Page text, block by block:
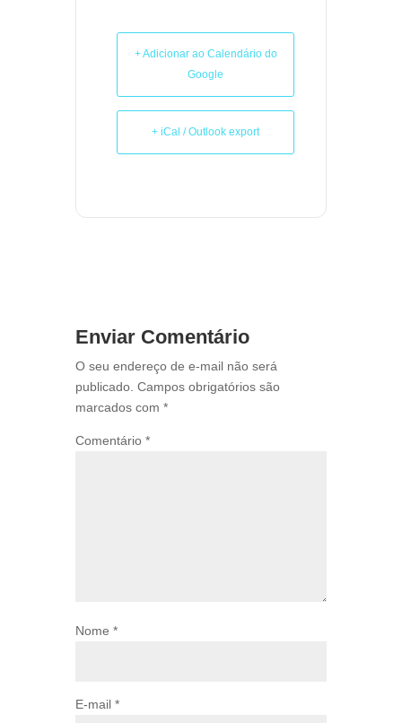
+ Adicionar ao Calendário do
Google
+ iCal / Outlook export
Enviar Comentário
O seu endereço de e-mail não será
publicado. Campos obrigatórios são
marcados com *
Comentário *
Nome *
E-mail *